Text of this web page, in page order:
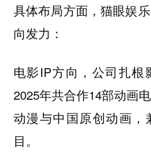
具体布局方面，猫眼娱
向发力：
电影IP方向，公司扎根
2025年共合作14部动画
动漫与中国原创动画，
目。